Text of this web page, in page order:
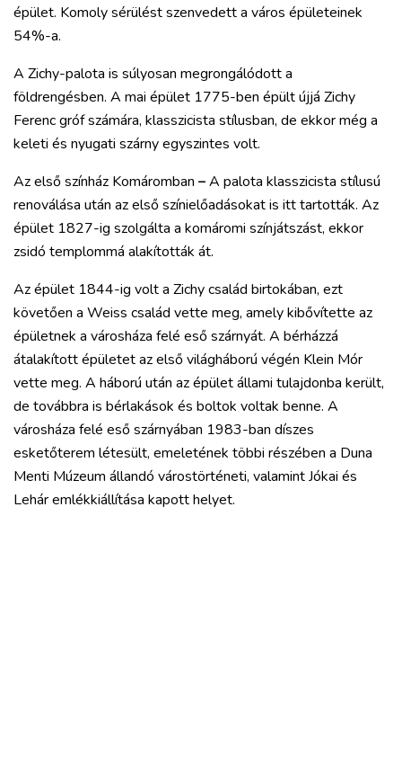
épület. Komoly sérülést szenvedett a város épületeinek
54%-a.
A Zichy-palota is súlyosan megrongálódott a
földrengésben. A mai épület 1775-ben épült újjá Zichy
Ferenc gróf számára, klasszicista stílusban, de ekkor még a
keleti és nyugati szárny egyszintes volt.
Az első színház Komáromban –A palota klasszicista stílusú
renoválása után az első színielőadásokat is itt tartották. Az
épület 1827-ig szolgálta a komáromi színjátszást, ekkor
zsidó templommá alakították át.
Az épület 1844-ig volt a Zichy család birtokában, ezt
követően a Weiss család vette meg, amely kibővítette az
épületnek a városháza felé eső szárnyát. A bérházzá
átalakított épületet az első világháború végén Klein Mór
vette meg. A háború után az épület állami tulajdonba került,
de továbbra is bérlakások és boltok voltak benne. A
városháza felé eső szárnyában 1983-ban díszes
esketőterem létesült, emeletének többi részében a Duna
Menti Múzeum állandó várostörténeti, valamint Jókai és
Lehár emlékkiállítása kapott helyet.